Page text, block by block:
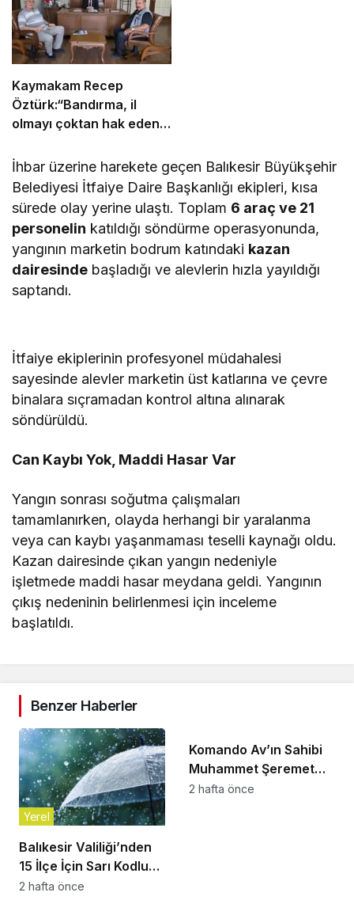
Kaymakam Recep
Öztürk:“Bandırma, il
olmayı çoktan hak eden
İhbar üzerine harekete geçen Balıkesir Büyükşehir
Belediyesi İtfaiye Daire Başkanlığı ekipleri, kısa
sürede olay yerine ulaştı. Toplam 6 araç ve 21
personelin katıldığı söndürme operasyonunda,
yangının marketin bodrum katındaki kazan
dairesinde başladığı ve alevlerin hızla yayıldığı
saptandı.
İtfaiye ekiplerinin profesyonel müdahalesi
sayesinde alevler marketin üst katlarına ve çevre
binalara sıçramadan kontrol altına alınarak
söndürüldü.
Can Kaybı Yok, Maddi Hasar Var